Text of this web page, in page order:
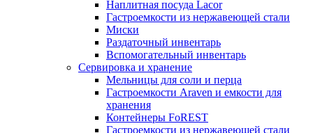
Наплитная посуда Lacor
Гастроемкости из нержавеющей стали
Миски
Раздаточный инвентарь
Вспомогательный инвентарь
Сервировка и хранение
Мельницы для соли и перца
Гастроемкости Araven и емкости для
хранения
Контейнеры FoREST
Гастроемкости из нержавеющей стали